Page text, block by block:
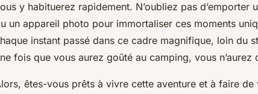
y habituerez rapidement. N’oubliez pas
un appareil photo pour immortaliser ces moments
instant passé dans ce cadre magnifique, loin du
fois que vous aurez goûté au camping, vous n’aurez
êtes-vous prêts à vivre cette aventure et à faire